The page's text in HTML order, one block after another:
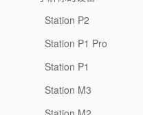
Station P2
Station P1 Pro
Station P1
Station M3